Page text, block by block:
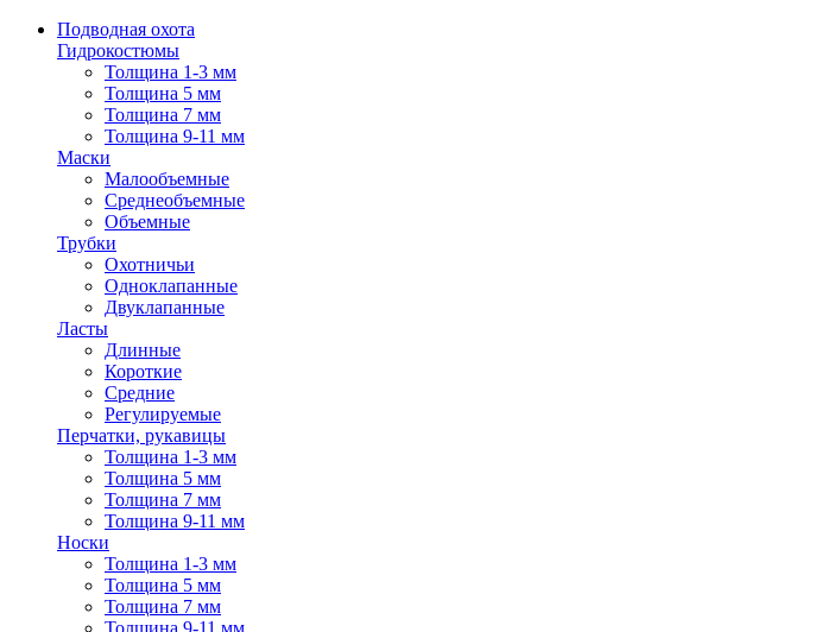
Подводная охота
Гидрокостюмы
Толщина 1-3 мм
Толщина 5 мм
Толщина 7 мм
Толщина 9-11 мм
Маски
Малообъемные
Среднеобъемные
Объемные
Трубки
Охотничьи
Одноклапанные
Двуклапанные
Ласты
Длинные
Короткие
Средние
Регулируемые
Перчатки, рукавицы
Толщина 1-3 мм
Толщина 5 мм
Толщина 7 мм
Толщина 9-11 мм
Носки
Толщина 1-3 мм
Толщина 5 мм
Толщина 7 мм
Толщина 9-11 мм